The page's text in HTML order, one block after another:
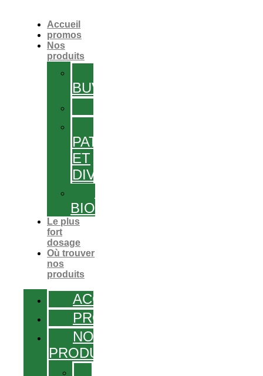
Accueil
promos
Nos
produits
BUVABLES
PATCHS
ET
DIVERS
BIO
Le plus
fort
dosage
Où trouver
nos
produits
ACCUEIL
PROMOS
NOS
PRODUITS